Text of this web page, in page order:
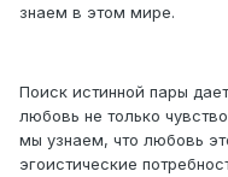
знаем в этом мире.
Поиск истинной пары
любовь не только
мы узнаем, что любовь
эгоистические